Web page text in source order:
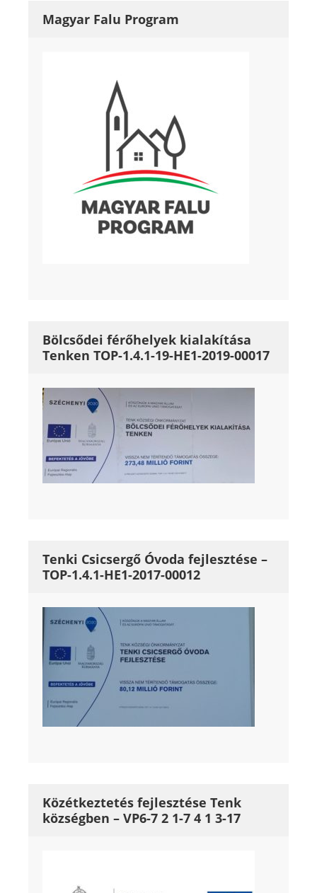
Magyar Falu Program
Bölcsődei férőhelyek kialakítása
Tenken TOP-1.4.1-19-HE1-2019-00017
Tenki Csicsergő Óvoda fejlesztése –
TOP-1.4.1-HE1-2017-00012
Közétkeztetés fejlesztése Tenk
községben – VP6-7 2 1-7 4 1 3-17